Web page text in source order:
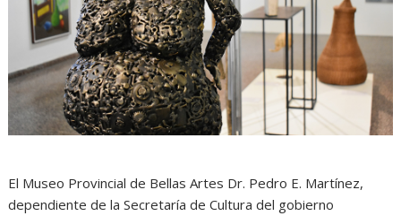
El Museo Provincial de Bellas Artes Dr. Pedro E. Martínez,
dependiente de la Secretaría de Cultura del gobierno